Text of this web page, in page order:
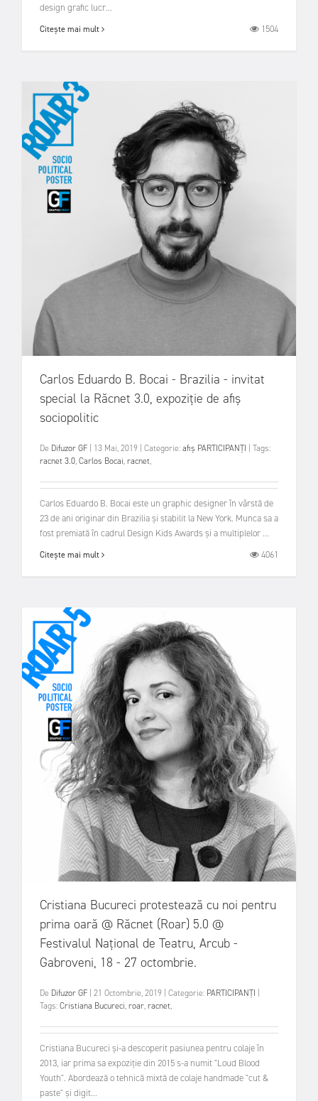
design grafic lucr...
Citește mai mult 1504
Carlos Eduardo B. Bocai - Brazilia - invitat
special la Răcnet 3.0, expoziție de afiș
sociopolitic
De Difuzor GF 13 Mai, 2019 Categorie:afiș PARTICIPANȚI
Tags:
racnet 3.0,Carlos Bocai,racnet,
Carlos Eduardo B. Bocai este un graphic designer în vârstă de
23 de ani originar din Brazilia și stabilit la New York. Munca sa a
fost premiată în cadrul Design Kids Awards și a multiplelor ...
Citește mai mult 4061
Cristiana Bucureci protestează cu noi pentru
prima oară @ Răcnet (Roar) 5.0 @
Festivalul Național de Teatru, Arcub -
Gabroveni, 18 - 27 octombrie.
De Difuzor GF 21 Octombrie, 2019 Categorie: PARTICIPANȚI
Tags:Cristiana Bucureci,roar,racnet,
Cristiana Bucureci și-a descoperit pasiunea pentru colaje în
2013, iar prima sa expoziție din 2015 s-a numit "Loud Blood
Youth". Abordează o tehnică mixtă de colaje handmade "cut &
paste" și digit...